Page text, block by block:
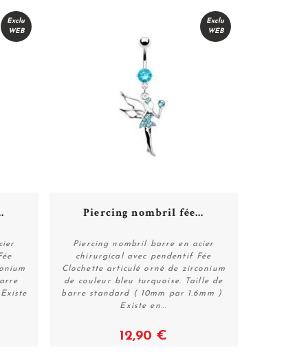
Exclu
WEB
Voir
Exclu
WEB
Piercing nombril fée...
Piercing nombril barre en acier
chirurgical avec pendentif Fée
Clochette articulé orné de zirconium
de couleur bleu turquoise. Taille de
barre standard ( 10mm par 1.6mm )
Existe en...
12,90 €